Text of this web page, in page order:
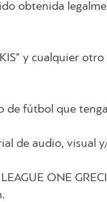
obtenida
y cualquier
fútbol que
de audio, visual
ONE